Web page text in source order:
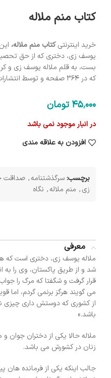
کتاب منم ملاله
خرید اینترنتیکتاب منم ملاله،
یوسف زی، دختری که از حق تحصیل
بست، به قلم ملاله یوسف زی و
که در 364 صفحه و توسط انتشارات نگاه منتشر شده است.
45٬000 تومان
در انبار موجود نمی باشد
افزودن به علاقه مندی
برچسب:سرگذشتنامه, صداقت
زی, منم ملاله, نگاه
معرفی
ملاله یوسف زی، دختری است که
شد و از طریق پاکستان، وی را به
قرار گرفت و شگفتا که مرگ را
می گویند هرگز برنمی گردم، اما
از کشوری که دوستش داری چیزی
باشد.»
ملاله حالا یکی از دختران جوان
زنان در کشورش می باشد.
جالب اینکه یکی از فرمانده هان